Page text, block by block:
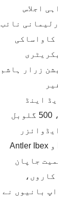
اجلاس
نائب
کاواساکی
زرار ہاشم
اینڈ
انویسٹمنٹ کونسلر مدیحہ علی، 500 گلوبل
جوناتھن ٹی، اور Ibex Japan KK و Antler Ibex
جاپان
بانیوں نے